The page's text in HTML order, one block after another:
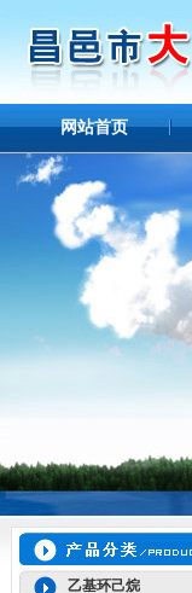
网站首页
乙基环己烷